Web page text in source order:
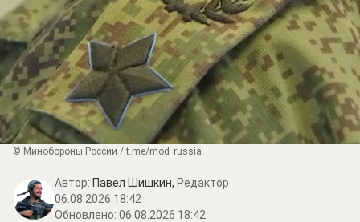
© Минобороны России / t.me/mod_russia
Автор: Павел Шишкин, Редактор
06.08.2026 18:42
Обновлено: 06.08.2026 18:42